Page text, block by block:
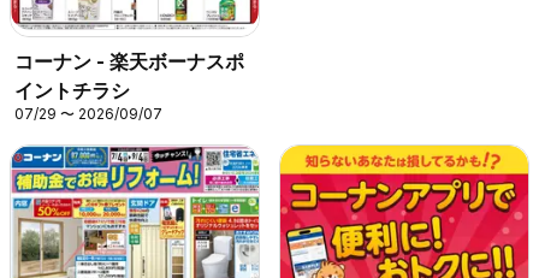
コーナン - 楽天ボーナスポ
イントチラシ
07/29 〜 2026/09/07